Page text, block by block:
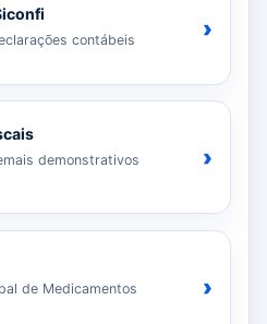
contábeis ›
demonstrativos
›
de Medicamentos
›